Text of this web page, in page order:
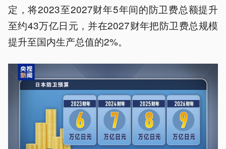
定，将2023至2027财年5年间的防卫费总额提升
至约43万亿日元，并在2027财年把防卫费总规模
提升至国内生产总值的2%。